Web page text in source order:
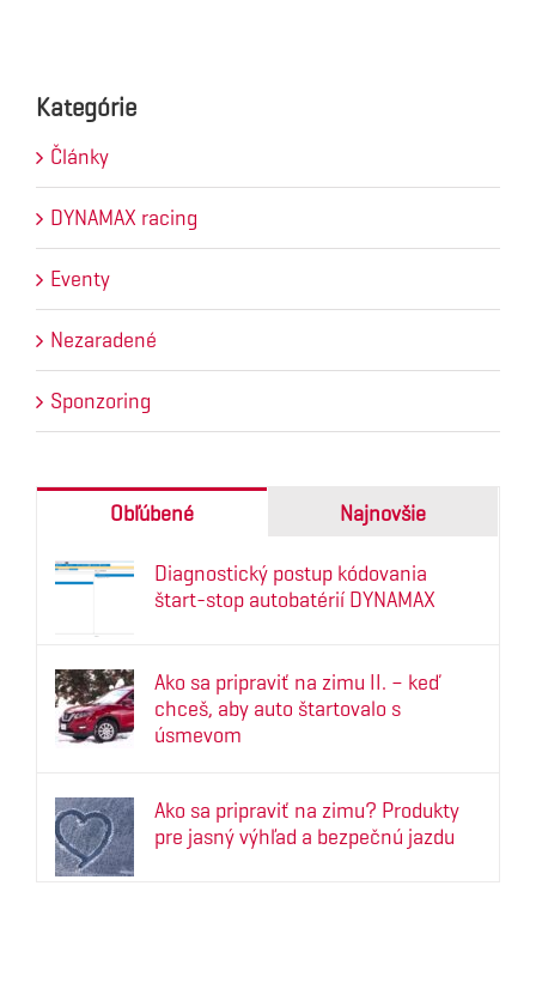
Kategórie
Články
DYNAMAX racing
Eventy
Nezaradené
Sponzoring
Obľúbené Najnovšie
Diagnostický postup kódovania
štart-stop autobatérií DYNAMAX
Ako sa pripraviť na zimu II. – keď
chceš, aby auto štartovalo s
úsmevom
Ako sa pripraviť na zimu? Produkty
pre jasný výhľad a bezpečnú jazdu